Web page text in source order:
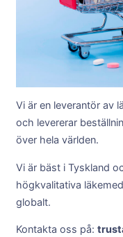
Vi är en leverantör av
och levererar
över hela världen.
Vi är bäst i Tyskland
högkvalitativa
globalt.
Kontakta oss på: